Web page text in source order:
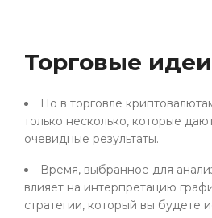
Торговые идеи
Но в торговле
только несколько, которые
очевидные результаты.
Время, выбранное для
влияет на интерпретацию
стратегии, который вы будете